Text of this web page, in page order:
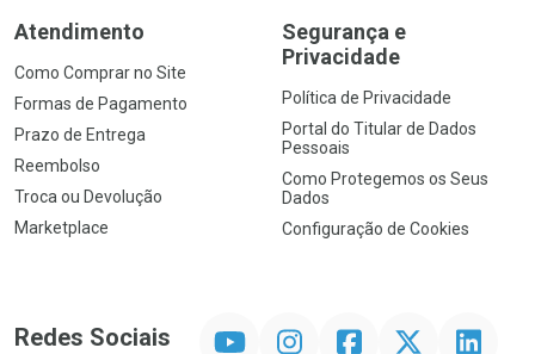
Atendimento
Como Comprar no Site
Formas de Pagamento
Prazo de Entrega
Reembolso
Troca ou Devolução
Marketplace
Segurança e
Privacidade
Política de Privacidade
Portal do Titular de Dados
Pessoais
Como Protegemos os Seus
Dados
Configuração de Cookies
Redes Sociais InstagramFacebookTwitter Linkedin